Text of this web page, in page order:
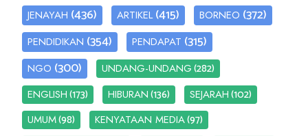
JENAYAH (436) ARTIKEL (415) BORNEO (372)
PENDIDIKAN (354) PENDAPAT (315)
NGO (300) UNDANG-UNDANG(282)
ENGLISH(173) HIBURAN(136) SEJARAH(102)
UMUM(98) KENYATAAN MEDIA(97)